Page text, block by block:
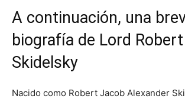
A continuación, una
biografía de Lord Robert
Skidelsky
Nacido como Robert Jacob Alexander